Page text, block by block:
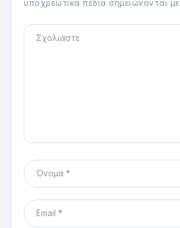
υποχρεωτικά πεδία σημειώνονται με